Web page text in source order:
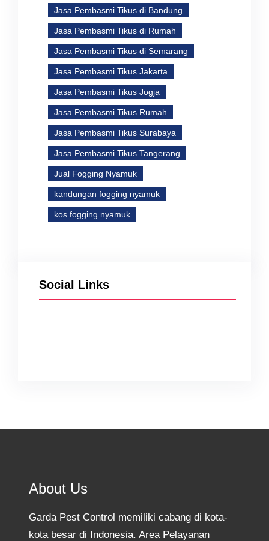
Jasa Pembasmi Tikus di Bandung
Jasa Pembasmi Tikus di Rumah
Jasa Pembasmi Tikus di Semarang
Jasa Pembasmi Tikus Jakarta
Jasa Pembasmi Tikus Jogja
Jasa Pembasmi Tikus Rumah
Jasa Pembasmi Tikus Surabaya
Jasa Pembasmi Tikus Tangerang
Jual Fogging Nyamuk
kandungan fogging nyamuk
kos fogging nyamuk
Social Links
About Us
Garda Pest Control memiliki cabang di kota-
kota besar di Indonesia. Area Pelayanan